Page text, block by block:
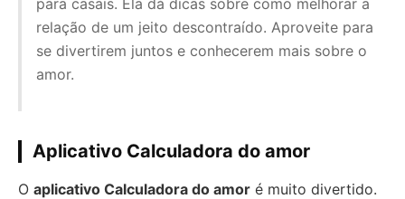
para casais. Ela dá dicas sobre como melhorar a
relação de um jeito descontraído. Aproveite para
se divertirem juntos e conhecerem mais sobre o
amor.
Aplicativo Calculadora do amor
O aplicativo Calculadora do amor é muito divertido.